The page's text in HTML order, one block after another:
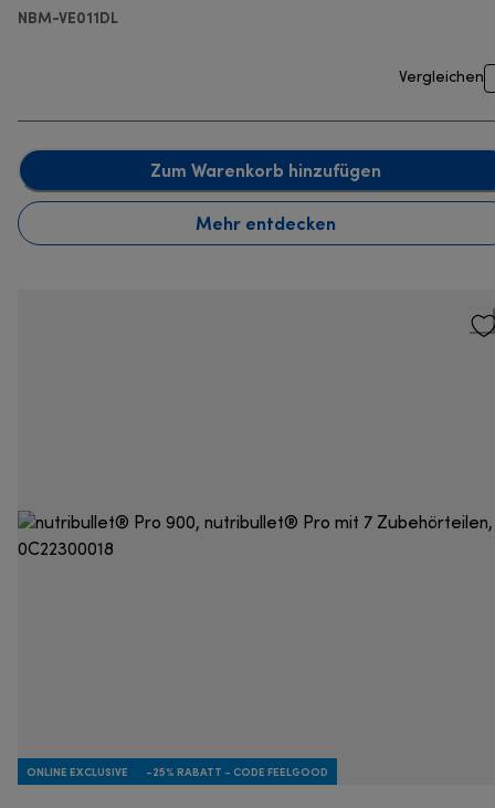
NBM-VE011DL
Vergleichen
Zum Warenkorb hinzufügen
Mehr entdecken
ONLINE EXCLUSIVE -25% RABATT - CODE FEELGOOD